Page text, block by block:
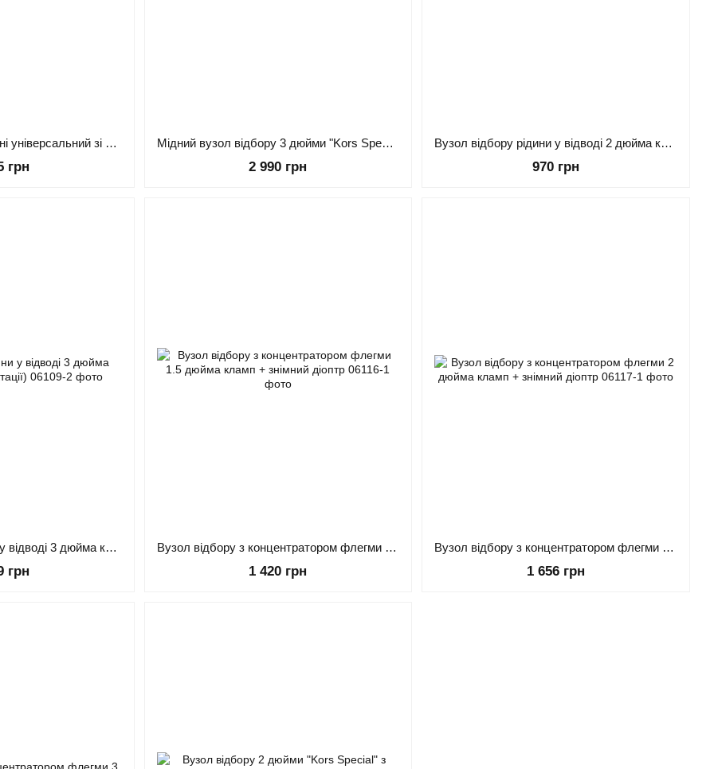
Вузол відбору по рідині універсальний зі сферою 4 дюйми
грн
Мідний вузол відбору 3 дюйми "Kors Special" з капельним зрошенням - Селіваненка, 54 голок
2 990 грн
Вузол відбору рідини у відводі 2 дюйма кламп (без комплектації)
970 грн
Вузол відбору рідини у відводі 3 дюйма кламп (без комплектації)
грн
Вузол відбору з концентратором флегми 1.5 дюйма кламп + знімний діоптр
1 420 грн
Вузол відбору з концентратором флегми 2 дюйма кламп + знімний діоптр
1 656 грн